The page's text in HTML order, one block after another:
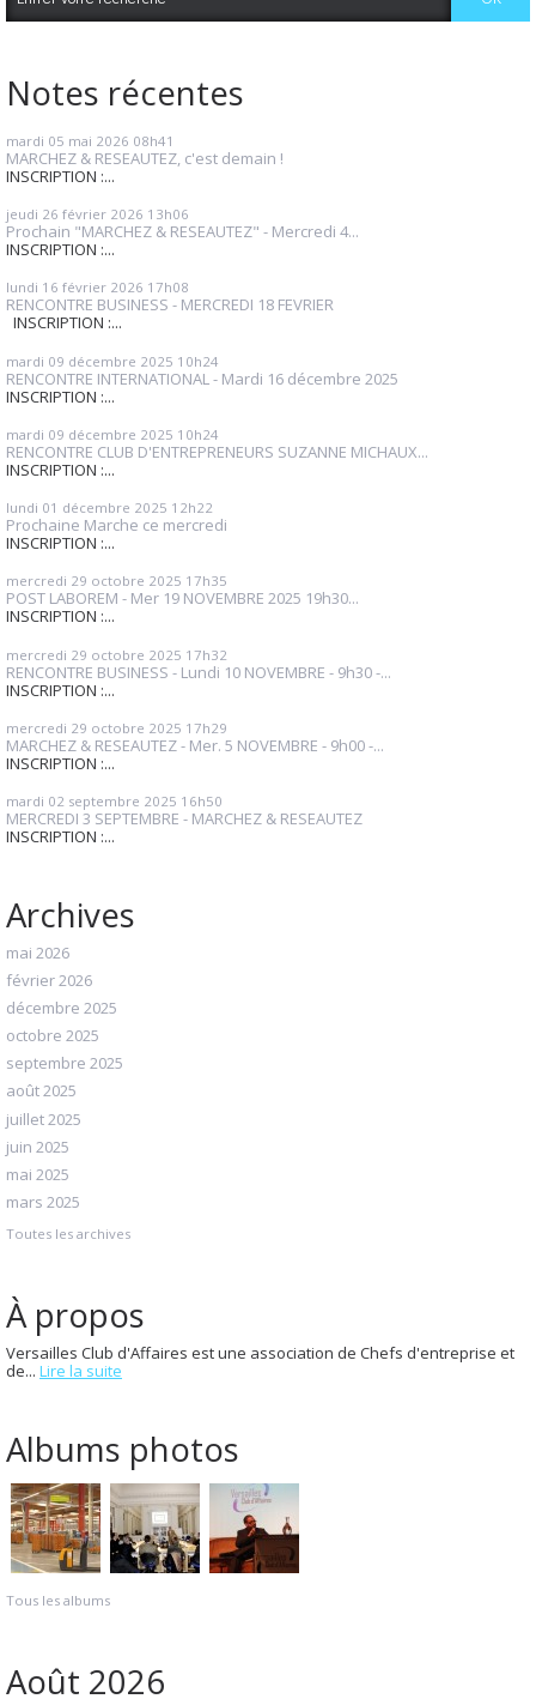
Notes récentes
mardi 05 mai 2026 08h41
MARCHEZ & RESEAUTEZ, c'est demain !
INSCRIPTION :...
jeudi 26 février 2026 13h06
Prochain "MARCHEZ & RESEAUTEZ" - Mercredi 4...
INSCRIPTION :...
lundi 16 février 2026 17h08
RENCONTRE BUSINESS - MERCREDI 18 FEVRIER
INSCRIPTION :...
mardi 09 décembre 2025 10h24
RENCONTRE INTERNATIONAL - Mardi 16 décembre 2025
INSCRIPTION :...
mardi 09 décembre 2025 10h24
RENCONTRE CLUB D'ENTREPRENEURS SUZANNE MICHAUX...
INSCRIPTION :...
lundi 01 décembre 2025 12h22
Prochaine Marche ce mercredi
INSCRIPTION :...
mercredi 29 octobre 2025 17h35
POST LABOREM - Mer 19 NOVEMBRE 2025 19h30...
INSCRIPTION :...
mercredi 29 octobre 2025 17h32
RENCONTRE BUSINESS - Lundi 10 NOVEMBRE - 9h30 -...
INSCRIPTION :...
mercredi 29 octobre 2025 17h29
MARCHEZ & RESEAUTEZ - Mer. 5 NOVEMBRE - 9h00 -...
INSCRIPTION :...
mardi 02 septembre 2025 16h50
MERCREDI 3 SEPTEMBRE - MARCHEZ & RESEAUTEZ
INSCRIPTION :...
Archives
mai 2026
février 2026
décembre 2025
octobre 2025
septembre 2025
août 2025
juillet 2025
juin 2025
mai 2025
mars 2025
Toutes les archives
À propos
Versailles Club d'Affaires est une association de Chefs d'entreprise et
de... Lire la suite
Albums photos
Tous les albums
Août 2026